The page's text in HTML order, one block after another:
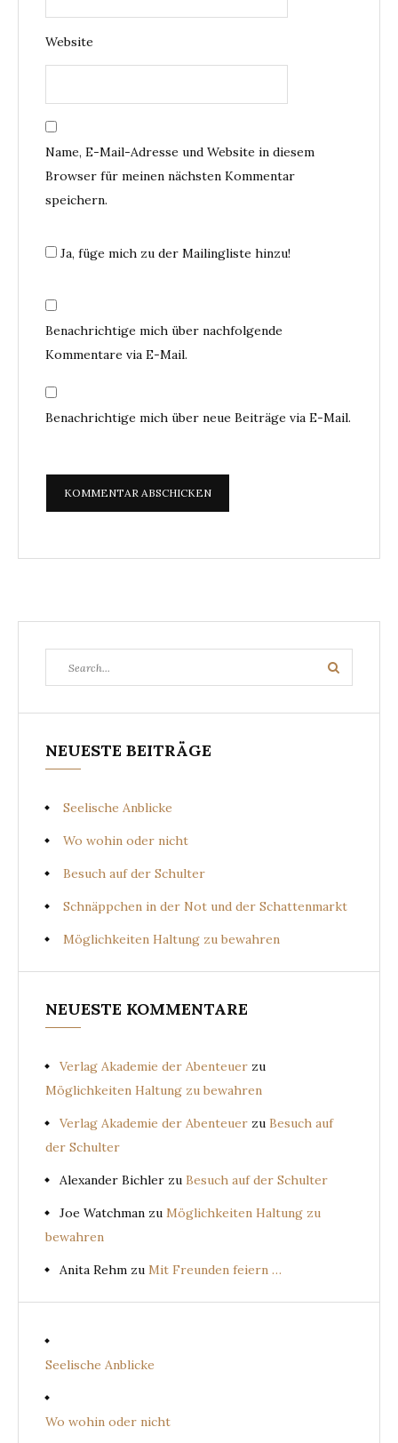
Website
Name, E-Mail-Adresse und Website in diesem
Browser für meinen nächsten Kommentar
speichern.
Ja, füge mich zu der Mailingliste hinzu!
Benachrichtige mich über nachfolgende
Kommentare via E-Mail.
Benachrichtige mich über neue Beiträge via E-Mail.
for:
Search
NEUESTE BEITRÄGE
Seelische Anblicke
Wo wohin oder nicht
Besuch auf der Schulter
Schnäppchen in der Not und der Schattenmarkt
Möglichkeiten Haltung zu bewahren
NEUESTE KOMMENTARE
Verlag Akademie der Abenteuer zu
Möglichkeiten Haltung zu bewahren
Verlag Akademie der Abenteuer zu Besuch auf
der Schulter
Alexander Bichler zu Besuch auf der Schulter
Joe Watchman zu Möglichkeiten Haltung zu
bewahren
Anita Rehm zu Mit Freunden feiern …
Seelische Anblicke
Wo wohin oder nicht